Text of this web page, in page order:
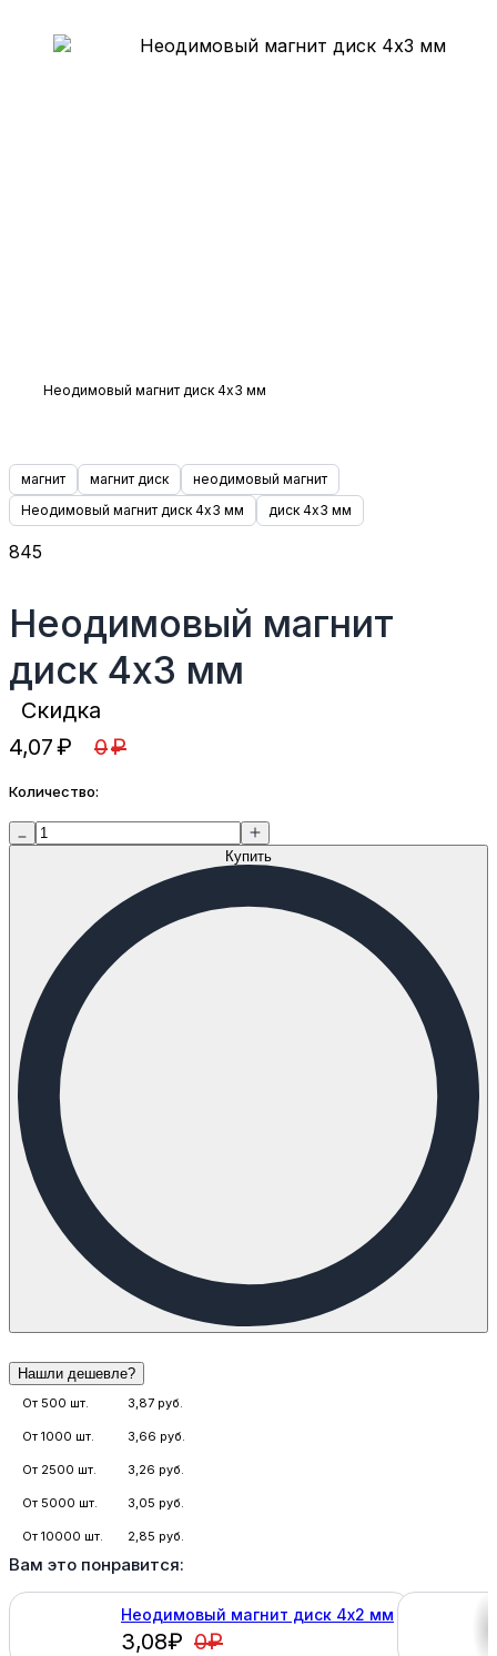
Неодимовый магнит диск 4х3 мм
магнит магнит диск
неодимовый магнит
Неодимовый магнит диск 4х3 мм
диск 4х3 мм
845
Неодимовый магнит
диск 4х3 мм
4,07₽ 0₽
Скидка
Количество:
Купить
От 500 шт. 3,87 руб.
От 1000 шт. 3,66 руб.
От 2500 шт. 3,26 руб.
От 5000 шт. 3,05 руб.
От 10000 шт. 2,85 руб.
Вам это понравится:
Неодимовый магнит диск 4х2 мм
3,08₽ 0₽